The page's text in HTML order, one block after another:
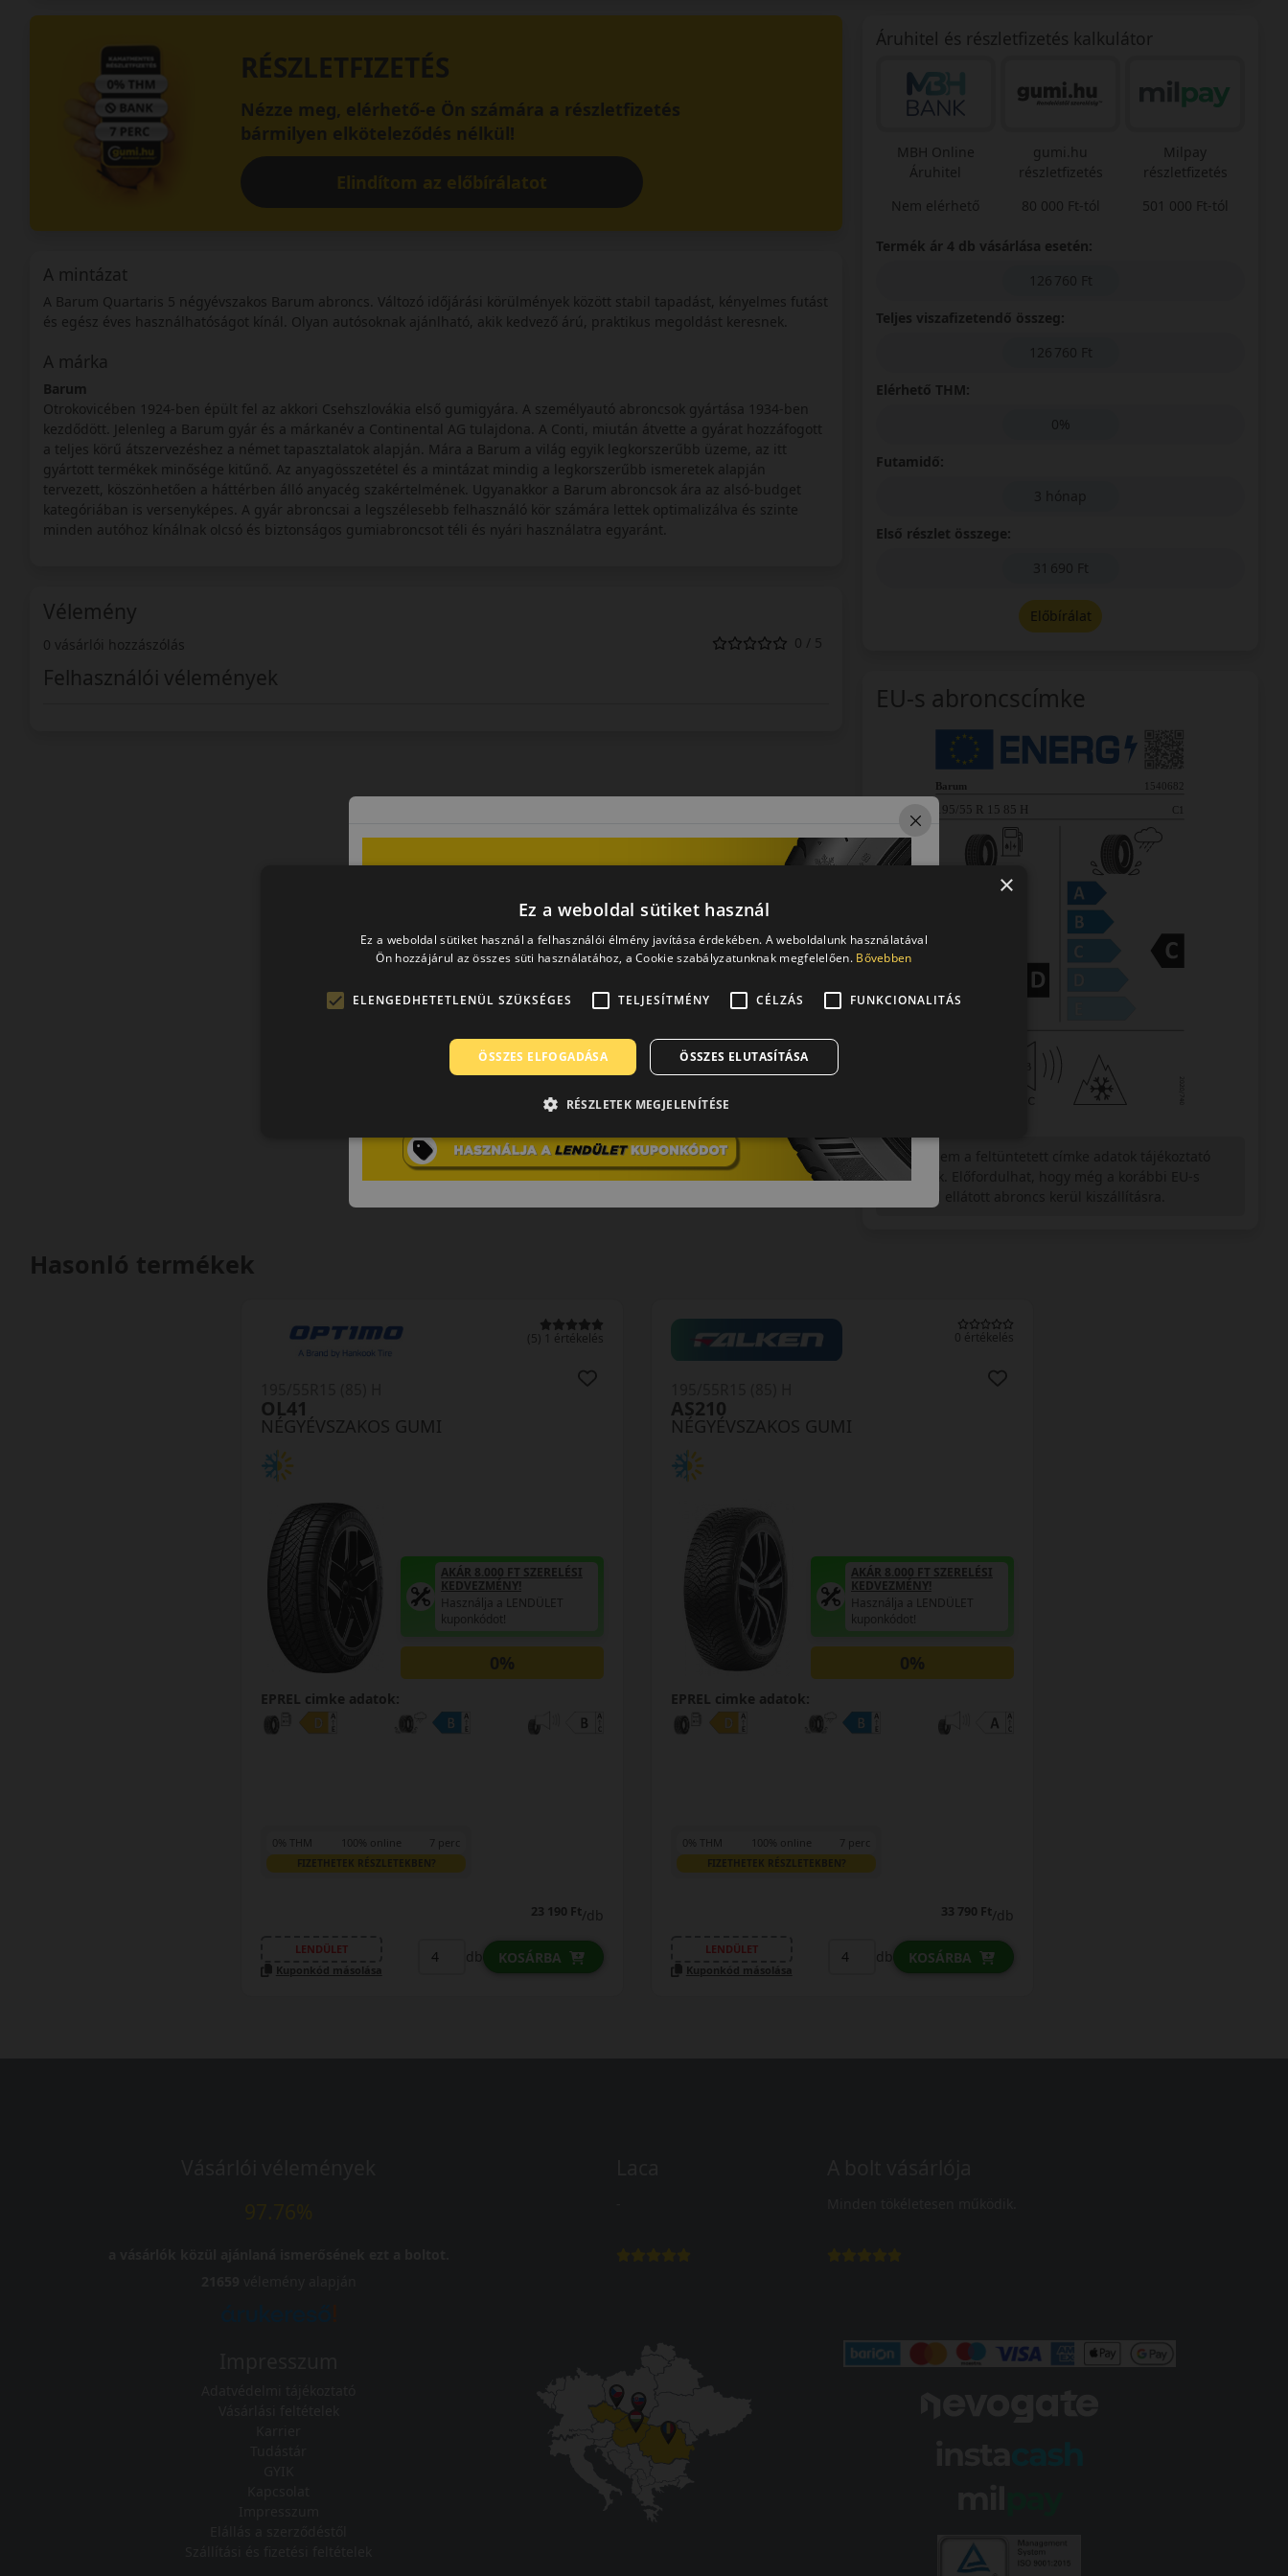
RÉSZLETFIZETÉS
Nézze meg, elérhető-e Ön számára a részletfizetés
bármilyen elköteleződés nélkül!
Elindítom az előbírálatot
A mintázat
A Barum Quartaris 5 négyévszakos Barum abroncs. Változó időjárási körülmények között stabil tapadást, kényelmes futást
és egész éves használhatóságot kínál. Olyan autósoknak ajánlható, akik kedvező árú, praktikus megoldást keresnek.
A márka
Barum
Otrokovicében 1924-ben épült fel az akkori Csehszlovákia első gumigyára. A személyautó abroncsok gyártása 1934-ben
kezdődött. Jelenleg a Barum gyár és a márkanév a Continental AG tulajdona. A Conti, miután átvette a gyárat hozzáfogott
a teljes körű átszervezéshez a német tapasztalatok alapján. Mára a Barum a világ egyik legkorszerűbb üzeme, az itt
gyártott termékek minősége kitűnő. Az anyagösszetétel és a mintázat mindig a legkorszerűbb ismeretek alapján
tervezett, köszönhetően a háttérben álló anyacég szakértelmének. Ugyanakkor a Barum abroncsok ára az alsó-budget
kategóriában is versenyképes. A gyár abroncsai a legszélesebb felhasználó kör számára lettek optimalizálva és szinte
minden autóhoz kínálnak olcsó és biztonságos gumiabroncsot téli és nyári használatra egyaránt.
Vélemény
0 vásárlói hozzászólás 0 / 5
Felhasználói vélemények
Áruhitel és részletfizetés kalkulátor
MBH Online
Áruhitel
Nem elérhető
gumi.hu
részletfizetés
80 000 Ft-tól
Milpay
részletfizetés
501 000 Ft-tól
Termék ár 4 db vásárlása esetén:
126 760 Ft
Teljes viszafizetendő összeg:
126 760 Ft
Elérhető THM:
0%
Futamidő:
3 hónap
Első részlet összege:
31 690 Ft
Előbírálat
EU-s abroncscímke
Figyelem a feltüntetett címke adatok tájékoztató
jellegűek. Előfordulhat, hogy még a korábbi EU-s
Hasonló termékek
(5) 1 értékelés
NÉGYÉVSZAKOS GUMI
OL41
AKÁR 8.000 FT SZERELÉSI
KEDVEZMÉNY!
Használja a LENDÜLET
kuponkódot!
0%
EPREL cimke adatok:
0% THM 100% online 7 perc
FIZETHETEK RÉSZLETEKBEN?
23 190 Ft/db
LENDÜLET
Kuponkód másolása
db KOSÁRBA
0 értékelés
NÉGYÉVSZAKOS GUMI
AS210
AKÁR 8.000 FT SZERELÉSI
KEDVEZMÉNY!
Használja a LENDÜLET
kuponkódot!
0%
EPREL cimke adatok:
0% THM 100% online 7 perc
FIZETHETEK RÉSZLETEKBEN?
33 790 Ft/db
LENDÜLET
Kuponkód másolása
db KOSÁRBA
×
Ez a weboldal sütiket használ
Ez a weboldal sütiket használ a felhasználói élmény javítása érdekében. A weboldalunk használatával
Ön hozzájárul az összes süti használatához, a Cookie szabályzatunknak megfelelően. Bővebben
ELENGEDHETETLENÜL SZÜKSÉGES TELJESÍTMÉNY CÉLZÁS FUNKCIONALITÁS
ÖSSZES ELFOGADÁSA ÖSSZES ELUTASÍTÁSA
RÉSZLETEK MEGJELENÍTÉSE